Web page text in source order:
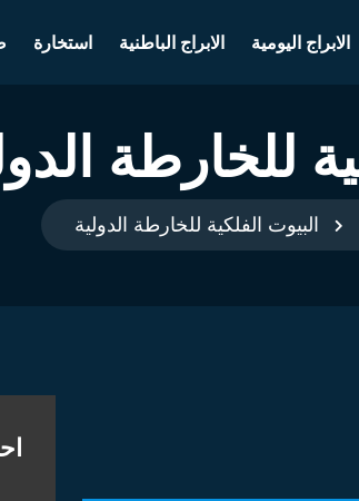
الابراج اليومية الابراج الباطنية استخارة
للخارطة
البيوت الفلكية للخارطة الدولية